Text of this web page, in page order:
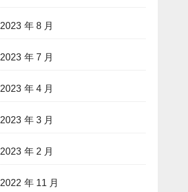
2023 年 8 月
2023 年 7 月
2023 年 4 月
2023 年 3 月
2023 年 2 月
2022 年 11 月